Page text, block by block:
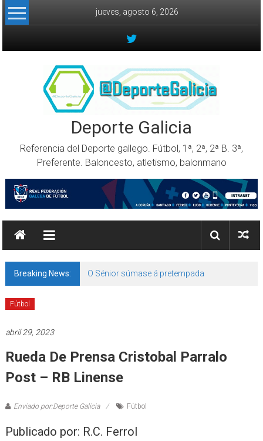
Skip to content
jueves, agosto 6, 2026
Deporte Galicia
Referencia del Deporte gallego. Fútbol, 1ª, 2ª, 2ª B. 3ª,
Preferente. Baloncesto, atletismo, balonmano
Breaking News: O Sénior súmase á pretempada
Fútbol
abril 29, 2023
Rueda De Prensa Cristobal Parralo
Post – RB Linense
Enviado por:Deporte Galicia Fútbol
Publicado por: R.C. Ferrol